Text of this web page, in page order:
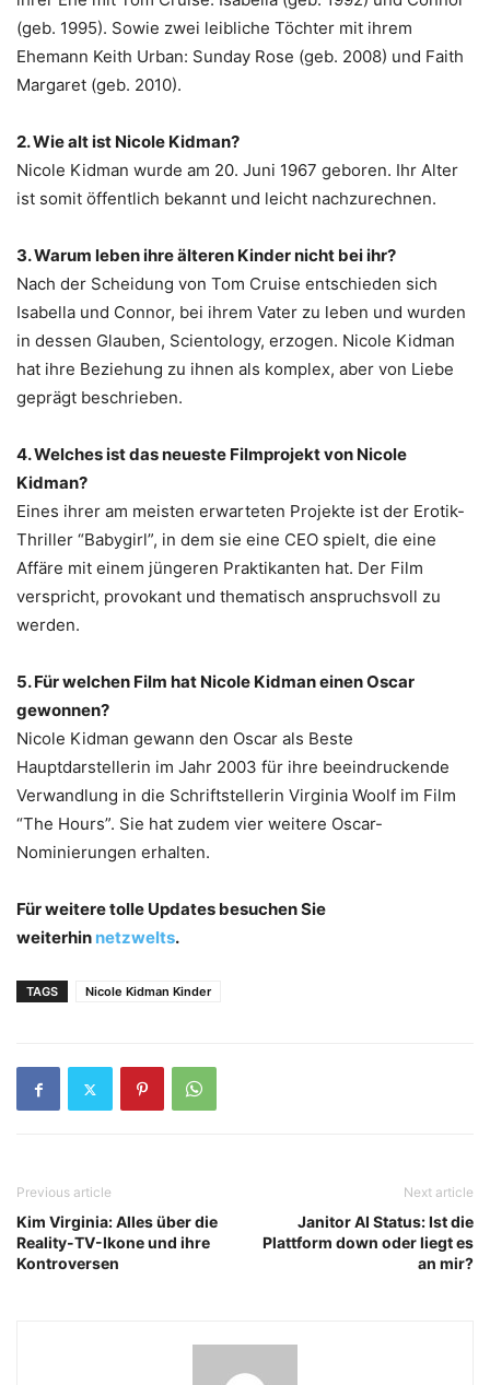
(geb. 1995). Sowie zwei leibliche Töchter mit ihrem
Ehemann Keith Urban: Sunday Rose (geb. 2008) und Faith
Margaret (geb. 2010).
2. Wie alt ist Nicole Kidman?
Nicole Kidman wurde am 20. Juni 1967 geboren. Ihr Alter
ist somit öffentlich bekannt und leicht nachzurechnen.
3. Warum leben ihre älteren Kinder nicht bei ihr?
Nach der Scheidung von Tom Cruise entschieden sich
Isabella und Connor, bei ihrem Vater zu leben und wurden
in dessen Glauben, Scientology, erzogen. Nicole Kidman
hat ihre Beziehung zu ihnen als komplex, aber von Liebe
geprägt beschrieben.
4. Welches ist das neueste Filmprojekt von Nicole
Kidman?
Eines ihrer am meisten erwarteten Projekte ist der Erotik-
Thriller “Babygirl”, in dem sie eine CEO spielt, die eine
Affäre mit einem jüngeren Praktikanten hat. Der Film
verspricht, provokant und thematisch anspruchsvoll zu
werden.
5. Für welchen Film hat Nicole Kidman einen Oscar
gewonnen?
Nicole Kidman gewann den Oscar als Beste
Hauptdarstellerin im Jahr 2003 für ihre beeindruckende
Verwandlung in die Schriftstellerin Virginia Woolf im Film
“The Hours”. Sie hat zudem vier weitere Oscar-
Nominierungen erhalten.
Für weitere tolle Updates besuchen Sie
weiterhin netzwelts.
TAGS Nicole Kidman Kinder
Previous article
Kim Virginia: Alles über die
Reality-TV-Ikone und ihre
Kontroversen
Next article
Janitor AI Status: Ist die
Plattform down oder liegt es
an mir?